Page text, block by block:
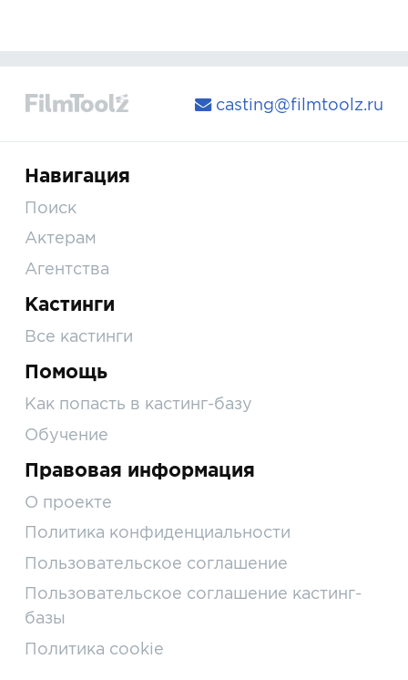
casting@filmtoolz.ru
Навигация
Поиск
Актерам
Агентства
Кастинги
Все кастинги
Помощь
Как попасть в кастинг-базу
Обучение
Правовая информация
О проекте
Политика конфиденциальности
Пользовательское соглашение
Пользовательское соглашение кастинг-
базы
Политика cookie